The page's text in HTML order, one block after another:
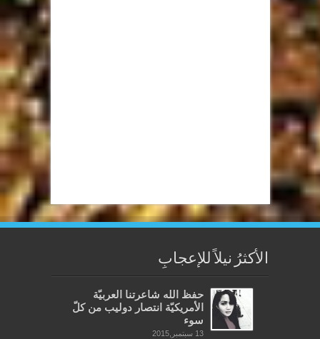
الأكثرُ نيلاً للإعجابِ
حفظ الله شاعرتنا العربيّة
الأمريكيّة انتصار دوليب من كلّ
سوء
13 سبتمبر,2015